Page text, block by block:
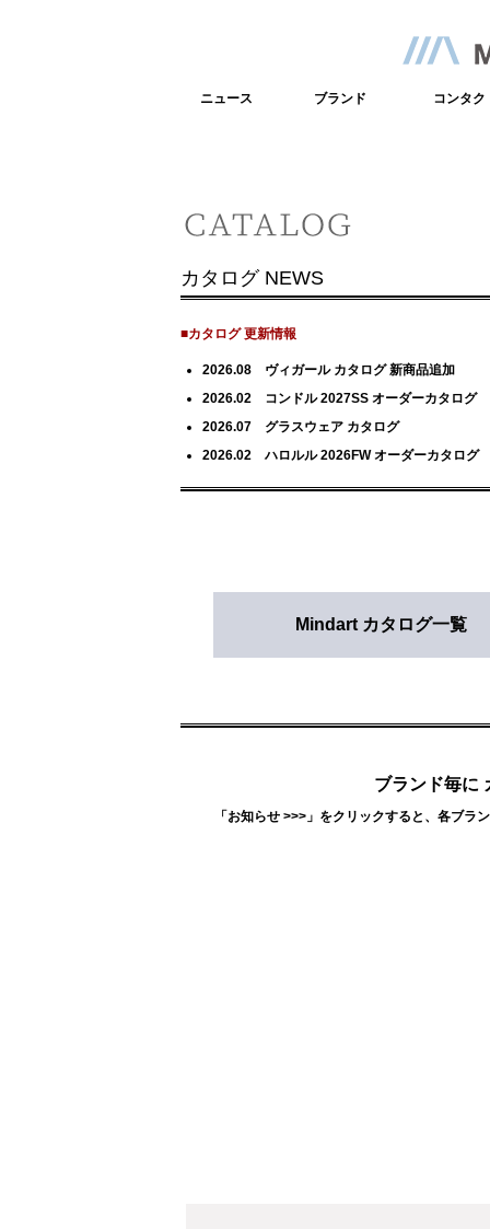
ニュース ブランド コンタク
カタログ NEWS
■カタログ 更新情報
2026.08 ヴィガール カタログ 新商品追加
2026.02 コンドル 2027SS オーダーカタログ
2026.07 グラスウェア カタログ
2026.02ハロルル 2026FW オーダーカタログ
Mindart カタログ一覧
ブランド毎に
「お知らせ >>>」をクリックすると、各ブ